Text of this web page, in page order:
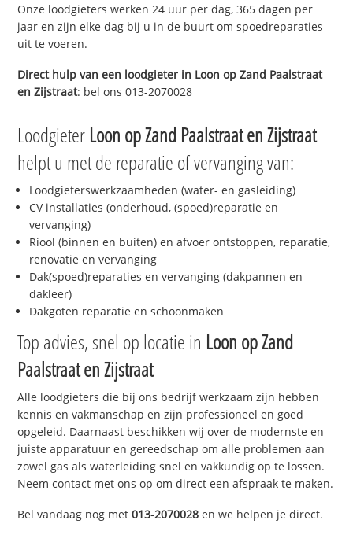
Onze loodgieters werken 24 uur per dag, 365 dagen per
jaar en zijn elke dag bij u in de buurt om spoedreparaties
uit te voeren.
Direct hulp van een loodgieter in Loon op Zand Paalstraat
en Zijstraat: bel ons 013-2070028
Loodgieter Loon op Zand Paalstraat en Zijstraat
helpt u met de reparatie of vervanging van:
Loodgieterswerkzaamheden (water- en gasleiding)
CV installaties (onderhoud, (spoed)reparatie en
vervanging)
Riool (binnen en buiten) en afvoer ontstoppen, reparatie,
renovatie en vervanging
Dak(spoed)reparaties en vervanging (dakpannen en
dakleer)
Dakgoten reparatie en schoonmaken
Top advies, snel op locatie in Loon op Zand
Paalstraat en Zijstraat
Alle loodgieters die bij ons bedrijf werkzaam zijn hebben
kennis en vakmanschap en zijn professioneel en goed
opgeleid. Daarnaast beschikken wij over de modernste en
juiste apparatuur en gereedschap om alle problemen aan
zowel gas als waterleiding snel en vakkundig op te lossen.
Neem contact met ons op om direct een afspraak te maken.
Bel vandaag nog met013-2070028 en we helpen je direct.